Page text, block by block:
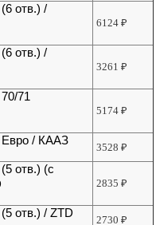
отв.) /
6124₽
отв.) /
3261₽
71
5174₽
Евро / КААЗ
3528₽
отв.) (с
2835₽
отв.) / ZTD
2730₽